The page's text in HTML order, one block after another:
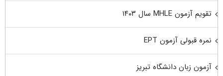
تقویم آزمون MHLE سال ۱۴۰۳
نمره قبولی آزمون EPT
آزمون زبان دانشگاه تبریز